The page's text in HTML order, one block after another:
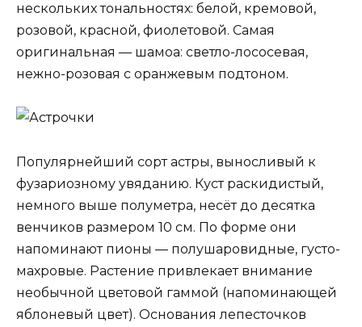
нескольких тональностях: белой, кремовой,
розовой, красной, фиолетовой. Самая
оригинальная — шамоа: светло-лососевая,
нежно-розовая с оранжевым подтоном.
Популярнейший сорт астры, выносливый к
фузариозному увяданию. Куст раскидистый,
немного выше полуметра, несёт до десятка
венчиков размером 10 см. По форме они
напоминают пионы — полушаровидные, густо-
махровые. Растение привлекает внимание
необычной цветовой гаммой (напоминающей
яблоневый цвет). Основания лепесточков